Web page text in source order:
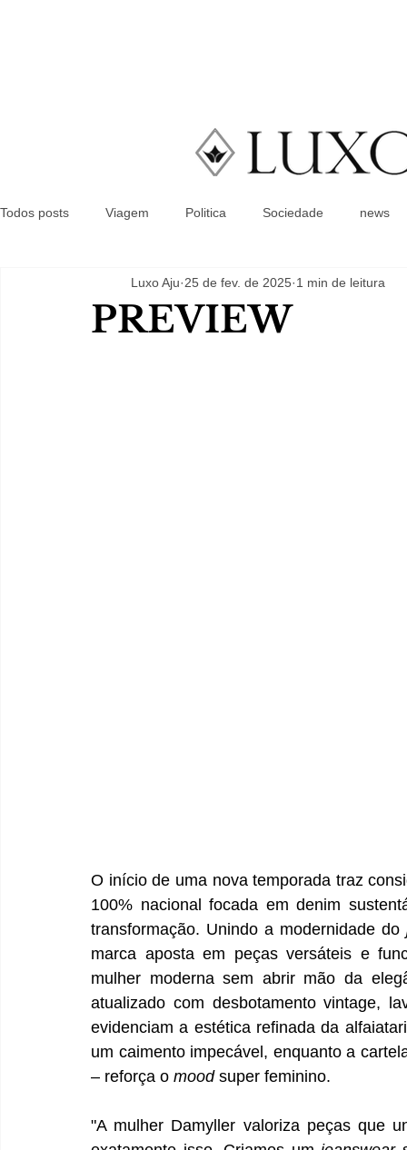
Todos posts Viagem Politica Sociedade news
PREVIEW
Luxo Aju 25 de fev. de 2025 1 min de leitura
O início de uma nova temporada traz
100% nacional focada em denim
transformação. Unindo a modernidade do
marca aposta em peças versáteis e
mulher moderna sem abrir mão da
atualizado com desbotamento vintage,
evidenciam a estética refinada da
um caimento impecável, enquanto a
– reforça o mood super feminino.
"A mulher Damyller valoriza peças que